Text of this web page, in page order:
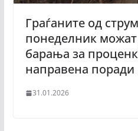
Граѓаните од
понеделник
барања за
направена
31.01.2026